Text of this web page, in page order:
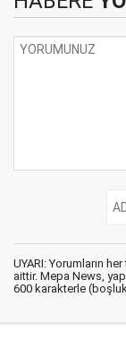
UYARI: Yorumların
aittir. Mepa News,
600 karakterle